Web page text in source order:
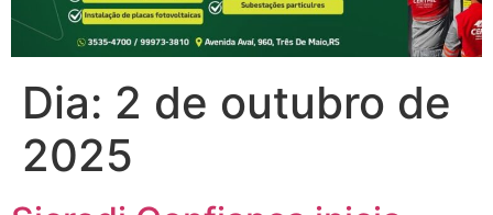
Dia: 2 de outubro de
2025